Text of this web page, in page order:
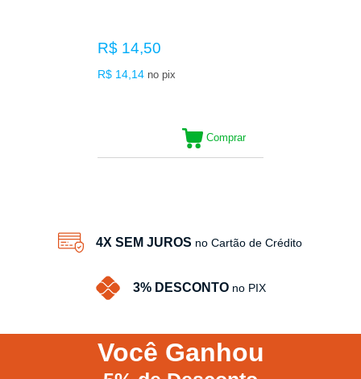
R$ 14,50
R$ 14,14 no pix
Comprar
4X SEM JUROS no Cartão de Crédito
3% DESCONTO no PIX
Você Ganhou